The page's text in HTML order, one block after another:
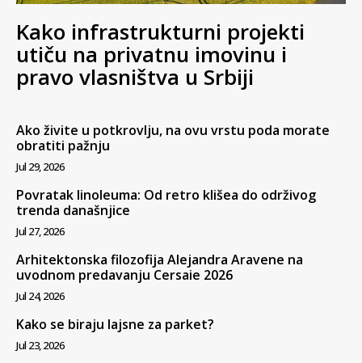
Kako infrastrukturni projekti
utiču na privatnu imovinu i
pravo vlasništva u Srbiji
Ako živite u potkrovlju, na ovu vrstu poda morate
obratiti pažnju
Jul 29, 2026
Povratak linoleuma: Od retro klišea do održivog
trenda današnjice
Jul 27, 2026
Arhitektonska filozofija Alejandra Aravene na
uvodnom predavanju Cersaie 2026
Jul 24, 2026
Kako se biraju lajsne za parket?
Jul 23, 2026